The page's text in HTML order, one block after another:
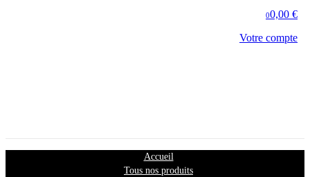
00,00 €
Votre compte
Accueil
Tous nos produits